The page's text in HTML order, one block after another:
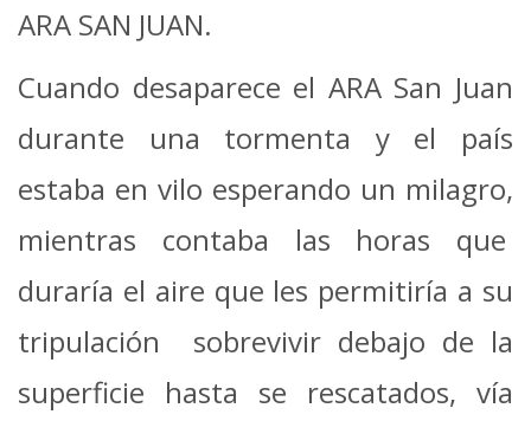
ARA SAN JUAN.
Cuando desaparece el ARA San Juan
durante una tormenta y el país
estaba en vilo esperando un milagro,
mientras contaba las horas que
duraría el aire que les permitiría a su
tripulación sobrevivir debajo de la
superficie hasta se rescatados, vía